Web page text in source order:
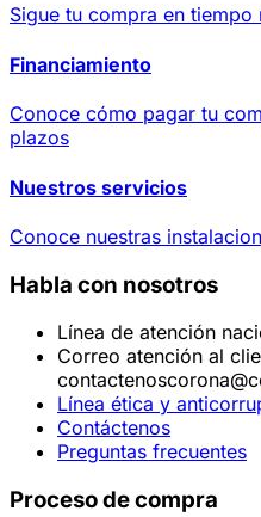
Sigue tu compra en tiempo
Financiamiento
Conoce cómo pagar tu
plazos
Nuestros servicios
Conoce nuestras
Habla con nosotros
Línea de atención
Correo atención al
Línea ética y
Contáctenos
Preguntas frecuentes
Proceso de compra